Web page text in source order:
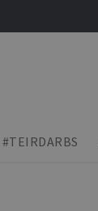
#TEIRDARBS